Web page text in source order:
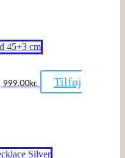
999,00kr. Tilføj